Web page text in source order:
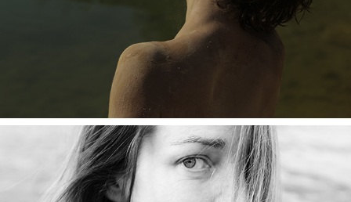
2024
Mana Dark